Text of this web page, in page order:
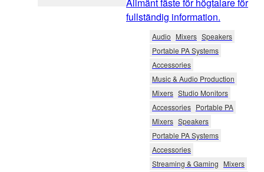
Allmänt fäste för högtalare för
fullständig information.
Audio Mixers Speakers
Portable PA Systems
Accessories
Music & Audio Production
Mixers Studio Monitors
Accessories Portable PA
Mixers Speakers
Portable PA Systems
Accessories
Streaming & Gaming Mixers